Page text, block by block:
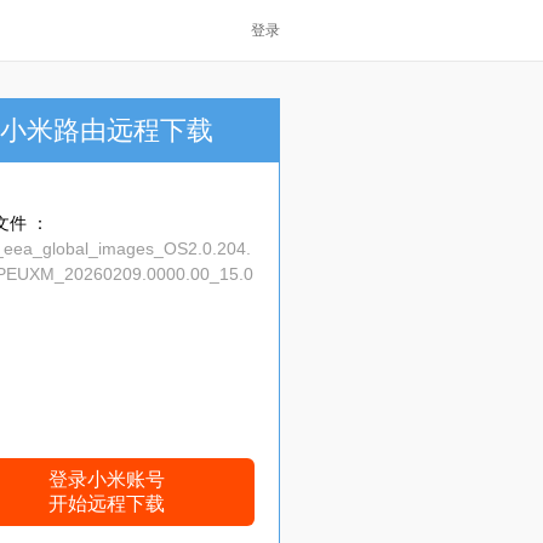
登录
小米路由远程下载
件 ：
登录小米账号
开始远程下载